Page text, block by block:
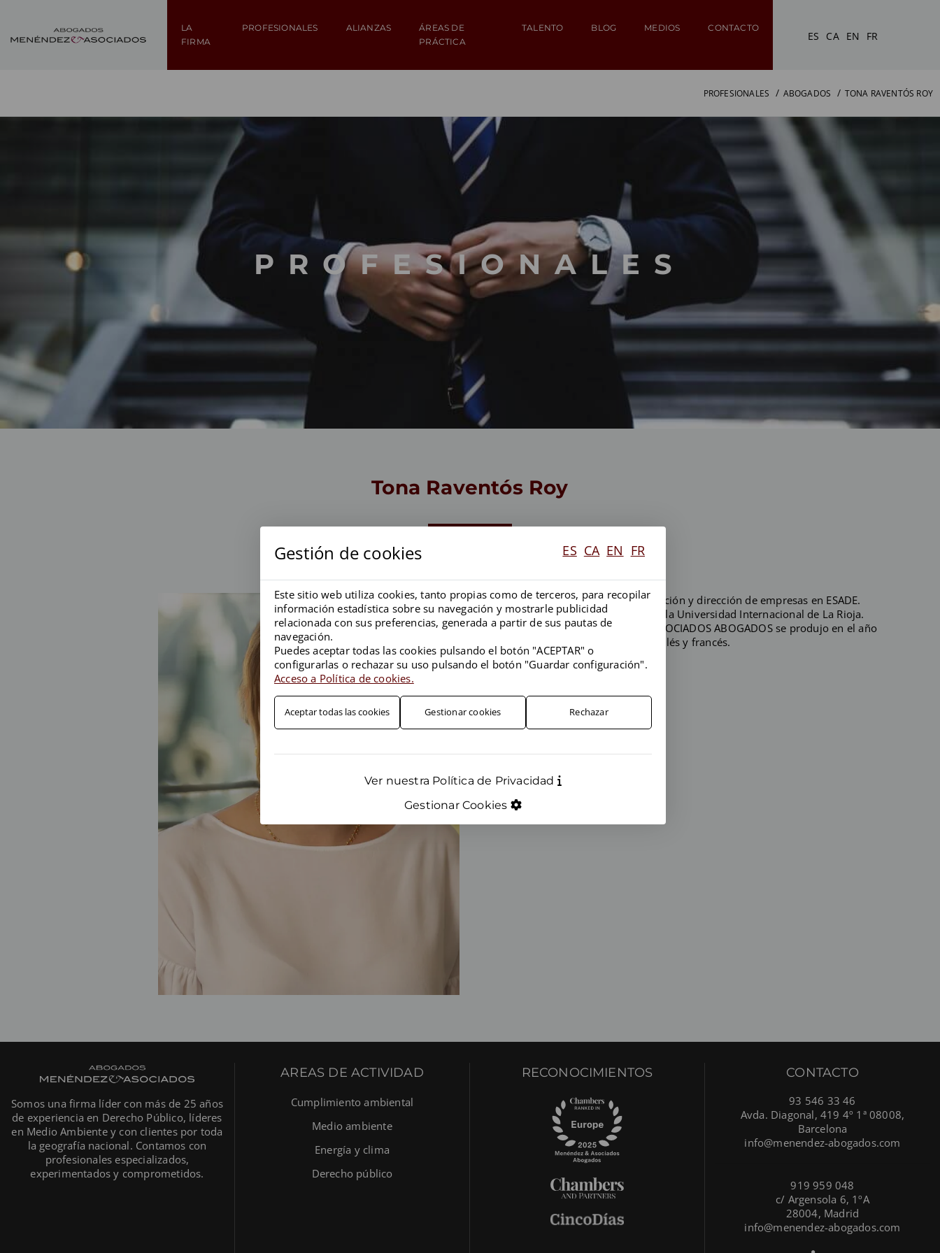
LA
FIRMA
PROFESIONALES ALIANZAS
ÁREAS DE
PRÁCTICA
TALENTO BLOG MEDIOS CONTACTO
ES CA EN FR
PROFESIONALES ABOGADOS TONA RAVENTÓS ROY
PROFESIONALES
Tona Raventós Roy
Doble grado en derecho y administración y dirección de empresas en ESADE.
Máster universitario de Abogacía por la Universidad Internacional de La Rioja.
Su incorporación en MENÉNDEZ & ASOCIADOS ABOGADOS se produjo en el año
2024.Idiomas: castellano, catalán, inglés y francés.
Perfil de LinkedIn:
Gestión de cookies ES CA EN FR
Este sitio web utiliza cookies, tanto propias como de terceros, para recopilar
información estadística sobre su navegación y mostrarle publicidad
relacionada con sus preferencias, generada a partir de sus pautas de
navegación.
Puedes aceptar todas las cookies pulsando el botón "ACEPTAR" o
configurarlas o rechazar su uso pulsando el botón "Guardar configuración".
Acceso a Política de cookies.
Aceptar todas las cookies Gestionar cookies Rechazar
Ver nuestra Política de Privacidad
Gestionar Cookies
Somos una firma líder con más de 25 años
de experiencia en Derecho Público, líderes
en Medio Ambiente y con clientes por toda
la geografía nacional. Contamos con
profesionales especializados,
experimentados y comprometidos.
AREAS DE ACTIVIDAD
Cumplimiento ambiental
Medio ambiente
Energía y clima
Derecho público
RECONOCIMIENTOS CONTACTO
93 546 33 46
Avda. Diagonal, 419 4º 1ª 08008,
Barcelona
info@menendez-abogados.com
919 959 048
c/ Argensola 6, 1ºA
28004, Madrid
info@menendez-abogados.com